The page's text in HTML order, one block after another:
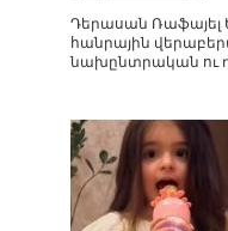
Դերասան Ռաֆայել
հանրային
նախընտրական ու